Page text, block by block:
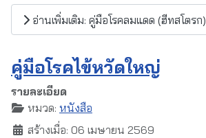
อ่านเพิ่มเติม: คู่มือโรคลมแดด (ฮีทสโตรก)
คู่มือโรคไข้หวัดใหญ่
รายละเอียด
หมวด: หนังสือ
สร้างเมื่อ: 06 เมษายน 2569